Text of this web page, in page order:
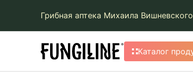
Грибная аптека Михаила Вишневского
Каталог